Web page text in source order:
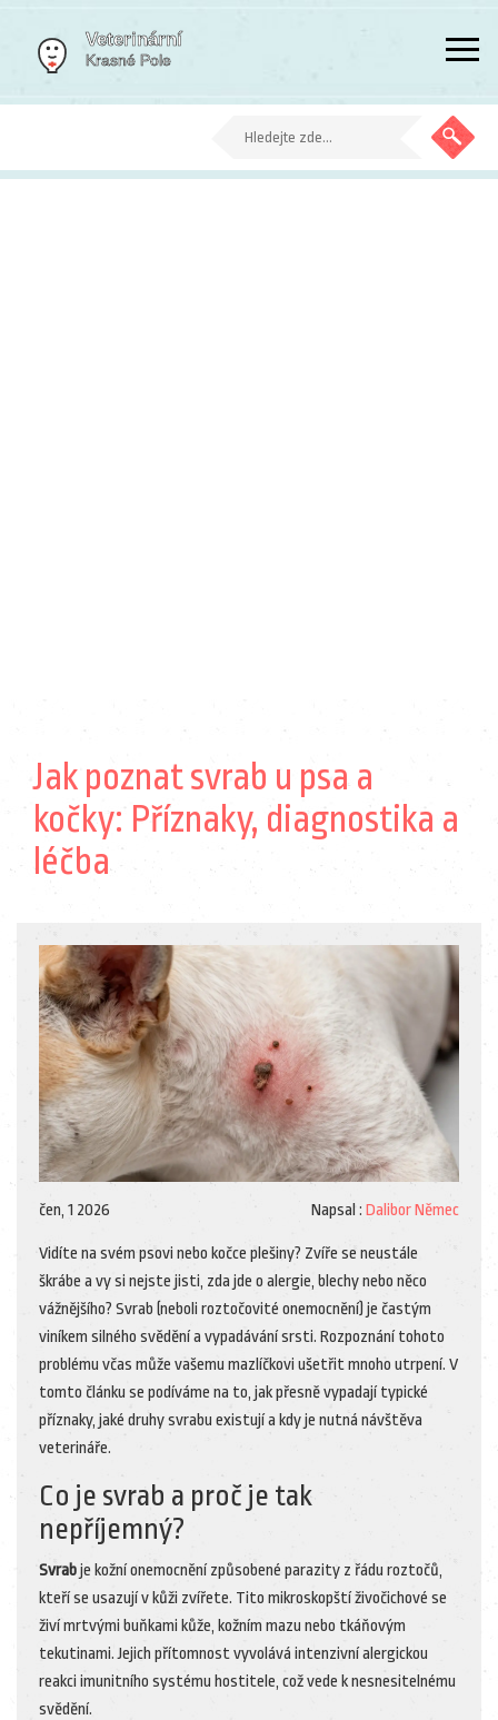
Jak poznat svrab u psa a
kočky: Příznaky, diagnostika a
léčba
čen, 1 2026 Napsal : Dalibor Němec
Vidíte na svém psovi nebo kočce plešiny? Zvíře se neustále
škrábe a vy si nejste jisti, zda jde o alergie, blechy nebo něco
vážnějšího? Svrab (neboli roztočovité onemocnění) je častým
viníkem silného svědění a vypadávání srsti. Rozpoznání tohoto
problému včas může vašemu mazlíčkovi ušetřit mnoho utrpení. V
tomto článku se podíváme na to, jak přesně vypadají typické
příznaky, jaké druhy svrabu existují a kdy je nutná návštěva
veterináře.
Co je svrab a proč je tak
nepříjemný?
Svrabje kožní onemocnění způsobené parazity z řádu roztočů,
kteří se usazují v kůži zvířete. Tito mikroskopští živočichové se
živí mrtvými buňkami kůže, kožním mazu nebo tkáňovým
tekutinami. Jejich přítomnost vyvolává intenzivní alergickou
reakci imunitního systému hostitele, což vede k nesnesitelnému
svědění.